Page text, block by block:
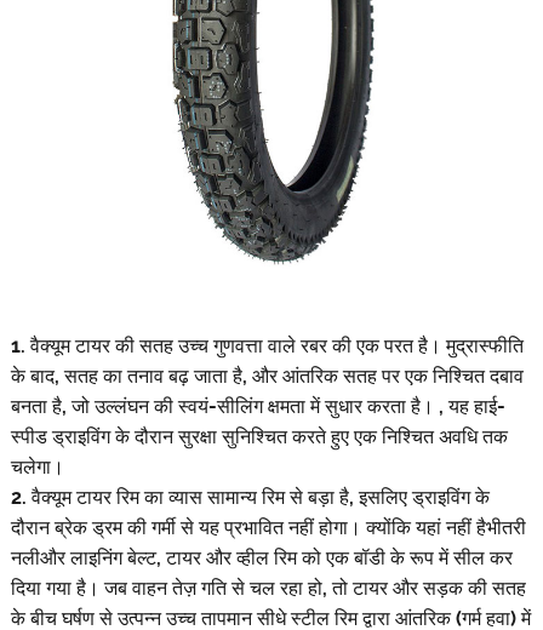
1. वैक्यूम टायर की सतह उच्च गुणवत्ता वाले रबर की एक परत है। मुद्रास्फीति
के बाद, सतह का तनाव बढ़ जाता है, और आंतरिक सतह पर एक निश्चित दबाव
बनता है, जो उल्लंघन की स्वयं-सीलिंग क्षमता में सुधार करता है। , यह हाई-
स्पीड ड्राइविंग के दौरान सुरक्षा सुनिश्चित करते हुए एक निश्चित अवधि तक
चलेगा।
2. वैक्यूम टायर रिम का व्यास सामान्य रिम से बड़ा है, इसलिए ड्राइविंग के
दौरान ब्रेक ड्रम की गर्मी से यह प्रभावित नहीं होगा। क्योंकि यहां नहीं हैभीतरी
नलीऔर लाइनिंग बेल्ट, टायर और व्हील रिम को एक बॉडी के रूप में सील कर
दिया गया है। जब वाहन तेज़ गति से चल रहा हो, तो टायर और सड़क की सतह
के बीच घर्षण से उत्पन्न उच्च तापमान सीधे स्टील रिम द्वारा आंतरिक (गर्म हवा) में